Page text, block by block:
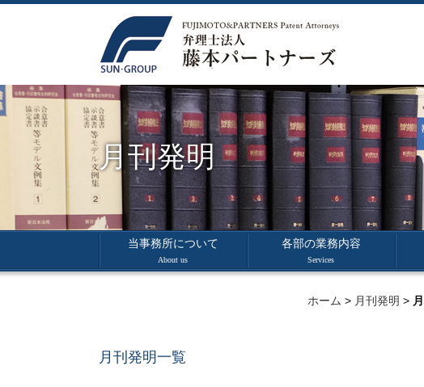
月刊発明
当事務所について
About us
各部の業務内容
Services
ホーム > 月刊発明 >
月刊発明一覧